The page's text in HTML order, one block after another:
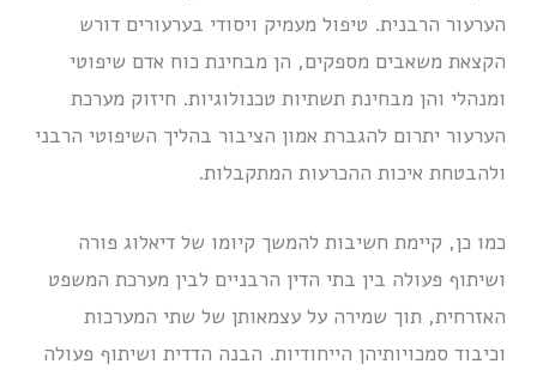
הערעור הרבנית. טיפול מעמיק ויסודי בערעורים דורש
הקצאת משאבים מספקים, הן מבחינת כוח אדם שיפוטי
ומנהלי והן מבחינת תשתיות טכנולוגיות. חיזוק מערכת
הערעור יתרום להגברת אמון הציבור בהליך השיפוטי הרבני
ולהבטחת איכות ההכרעות המתקבלות.
כמו כן, קיימת חשיבות להמשך קיומו של דיאלוג פורה
ושיתוף פעולה בין בתי הדין הרבניים לבין מערכת המשפט
האזרחית, תוך שמירה על עצמאותן של שתי המערכות
וכיבוד סמכויותיהן הייחודיות. הבנה הדדית ושיתוף פעולה